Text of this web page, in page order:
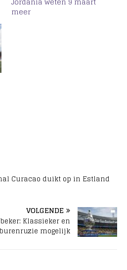
meer
Curacao duikt op in Estland
VOLGENDE
Klassieker en
mogelijk